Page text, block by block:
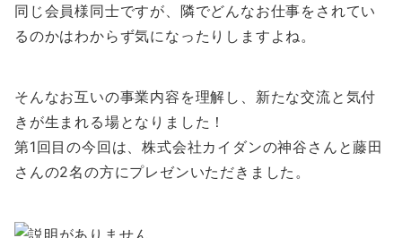
同じ会員様同士ですが、隣でどんなお仕事をされてい
るのかはわからず気になったりしますよね。
そんなお互いの事業内容を理解し、新たな交流と気付
きが生まれる場となりました！
第1回目の今回は、株式会社カイダンの神谷さんと藤田
さんの2名の方にプレゼンいただきました。